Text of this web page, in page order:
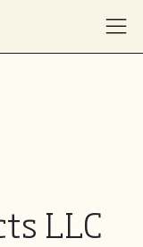
LLC